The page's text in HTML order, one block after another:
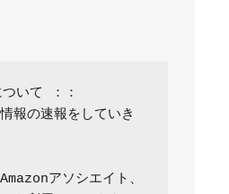
報の速報をしていき
アソシエイト、